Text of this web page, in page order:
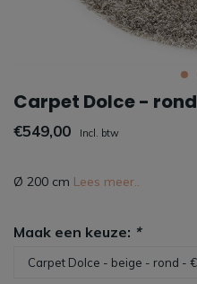
Carpet Dolce - rond
€549,00 Incl. btw
Ø 200 cm Lees meer..
Maak een keuze: *